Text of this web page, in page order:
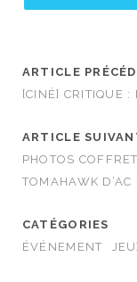
ARTICLE
[CINÉ] CRITIQUE
ARTICLE
PHOTOS
TOMAHAWK D’AC
CATÉGORIES
ÉVÉNEMENT